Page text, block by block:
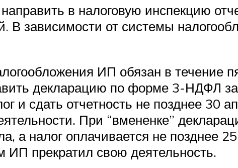
в налоговую инспекцию
В зависимости от системы
ИП обязан в течение
декларацию по форме 3-НДФЛ
и сдать отчетность не позднее 30
При “вмененке”
а налог оплачивается не позднее
ИП прекратил свою деятельность.